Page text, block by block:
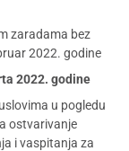
zaradama bez
2022. godine
2022. godine
u pogledu
ostvarivanje
i vaspitanja za